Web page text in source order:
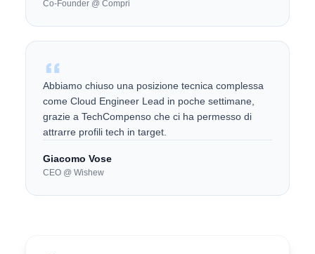
Co-Founder @ Compri
Abbiamo chiuso una posizione tecnica complessa
come Cloud Engineer Lead in poche settimane,
grazie a TechCompenso che ci ha permesso di
attrarre profili tech in target.
Giacomo Vose
CEO @ Wishew